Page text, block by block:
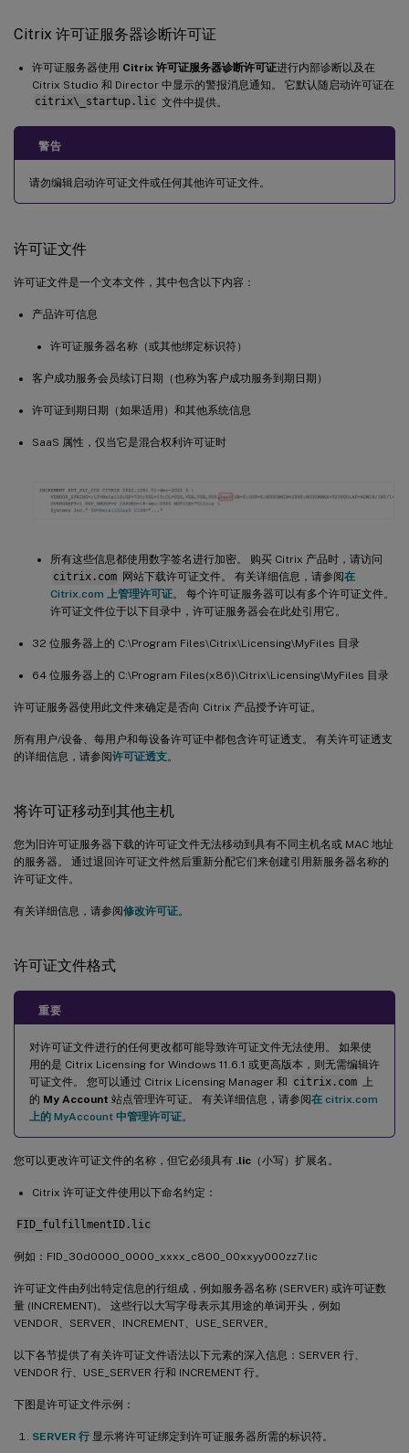
Citrix 许可证服务器诊断许可证
许可证服务器使用 Citrix 许可证服务器诊断许可证进行内部诊断以及在
Citrix Studio 和 Director 中显示的警报消息通知。 它默认随启动许可证在
citrix\_startup.lic 文件中提供。
警告
请勿编辑启动许可证文件或任何其他许可证文件。
许可证文件
许可证文件是一个文本文件，其中包含以下内容：
产品许可信息
许可证服务器名称（或其他绑定标识符）
客户成功服务会员续订日期（也称为客户成功服务到期日期）
许可证到期日期（如果适用）和其他系统信息
SaaS 属性，仅当它是混合权利许可证时
所有这些信息都使用数字签名进行加密。 购买 Citrix 产品时，请访问
citrix.com 网站下载许可证文件。 有关详细信息，请参阅在
Citrix.com 上管理许可证。 每个许可证服务器可以有多个许可证文件。
许可证文件位于以下目录中，许可证服务器会在此处引用它。
32 位服务器上的 C:\Program Files\Citrix\Licensing\MyFiles 目录
64 位服务器上的 C:\Program Files(x86)\Citrix\Licensing\MyFiles 目录
许可证服务器使用此文件来确定是否向 Citrix 产品授予许可证。
所有用户/设备、每用户和每设备许可证中都包含许可证透支。 有关许可证透支
的详细信息，请参阅许可证透支。
将许可证移动到其他主机
您为旧许可证服务器下载的许可证文件无法移动到具有不同主机名或 MAC 地址
的服务器。 通过退回许可证文件然后重新分配它们来创建引用新服务器名称的
许可证文件。
有关详细信息，请参阅修改许可证。
许可证文件格式
重要
对许可证文件进行的任何更改都可能导致许可证文件无法使用。 如果使
用的是 Citrix Licensing for Windows 11.6.1 或更高版本，则无需编辑许
可证文件。 您可以通过 Citrix Licensing Manager 和 citrix.com 上
的 My Account 站点管理许可证。 有关详细信息，请参阅在 citrix.com
上的 MyAccount 中管理许可证。
您可以更改许可证文件的名称，但它必须具有 .lic （小写）扩展名。
Citrix 许可证文件使用以下命名约定：
FID_fulfillmentID.lic
例如：FID_30d0000_0000_xxxx_c800_00xxyy000zz7.lic
许可证文件由列出特定信息的行组成，例如服务器名称 (SERVER) 或许可证数
量 (INCREMENT)。 这些行以大写字母表示其用途的单词开头，例如
VENDOR、SERVER、INCREMENT、USE_SERVER。
以下各节提供了有关许可证文件语法以下元素的深入信息：SERVER 行、
VENDOR 行、USE_SERVER 行和 INCREMENT 行。
下图是许可证文件示例：
SERVER 行 显示将许可证绑定到许可证服务器所需的标识符。